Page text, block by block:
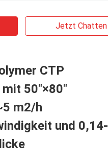
Jetzt Chatten
CTP
50"×80"
m2/h
und 0,14-